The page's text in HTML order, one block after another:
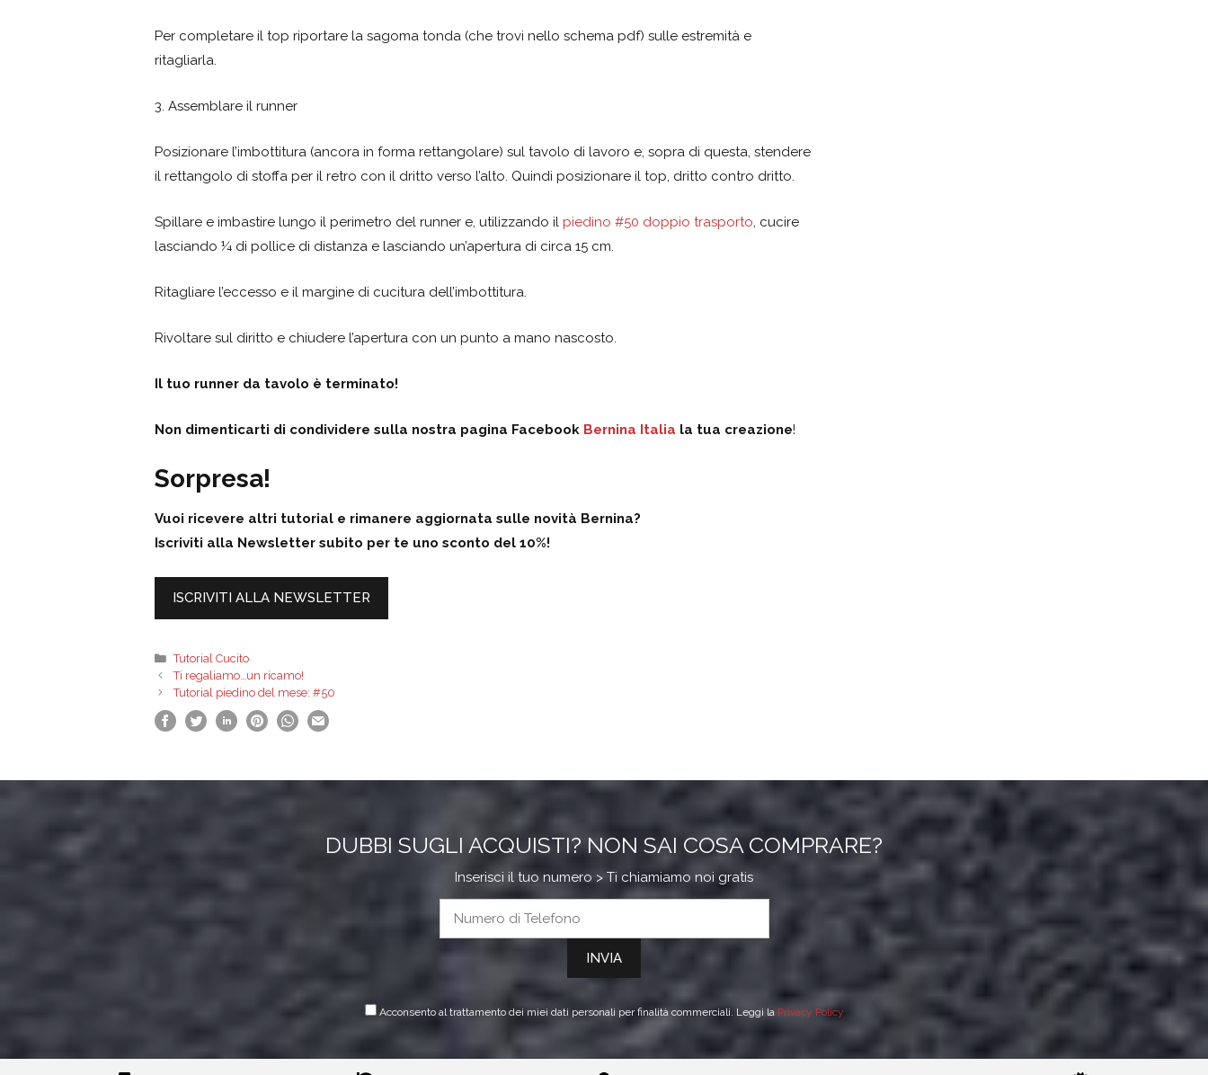
Per completare il top riportare la sagoma tonda (che trovi nello schema pdf) sulle estremità e
ritagliarla.
3. Assemblare il runner
Posizionare l’imbottitura (ancora in forma rettangolare) sul tavolo di lavoro e, sopra di questa, stendere
il rettangolo di stoffa per il retro con il dritto verso l’alto. Quindi posizionare il top, dritto contro dritto.
Spillare e imbastire lungo il perimetro del runner e, utilizzando il piedino #50 doppio trasporto, cucire
lasciando ¼ di pollice di distanza e lasciando un’apertura di circa 15 cm.
Ritagliare l’eccesso e il margine di cucitura dell’imbottitura.
Rivoltare sul diritto e chiudere l’apertura con un punto a mano nascosto.
Il tuo runner da tavolo è terminato!
Non dimenticarti di condividere sulla nostra pagina Facebook Bernina Italia la tua creazione!
Sorpresa!
Vuoi ricevere altri tutorial e rimanere aggiornata sulle novità Bernina?
Iscriviti alla Newsletter subito per te uno sconto del 10%!
ISCRIVITI ALLA NEWSLETTER
Categorie
Tutorial Cucito
Ti regaliamo…un ricamo!
Tutorial piedino del mese: #50
DUBBI SUGLI ACQUISTI? NON SAI COSA COMPRARE?
Inserisci il tuo numero > Ti chiamiamo noi gratis
Acconsento al trattamento dei miei dati personali per finalità commerciali. Leggi la Privacy Policy